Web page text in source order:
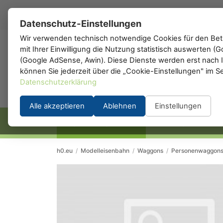
h0 .de
h0.eu / Modelleisenbahn / Waggons / Personenwaggons
Datenschutz-Einstellungen
Wir verwenden technisch notwendige Cookies für den
mit Ihrer Einwilligung die Nutzung statistisch auswerten
(Google AdSense, Awin). Diese Dienste werden erst
können Sie jederzeit über die „Cookie-Einstellungen" im
Datenschutzerklärung
Alle akzeptieren Ablehnen Einstellungen